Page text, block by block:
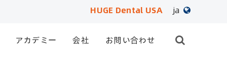
HUGE Dental USA
ja
アカデミー 会社 お問い合わせ